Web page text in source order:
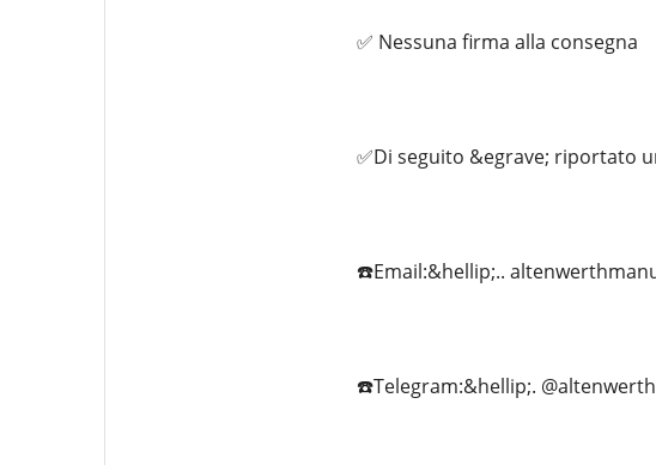
✅ Nessuna firma alla consegna
✅Di seguito &egrave; riportato
☎️Email:&hellip;..
☎️Telegram:&hellip;.